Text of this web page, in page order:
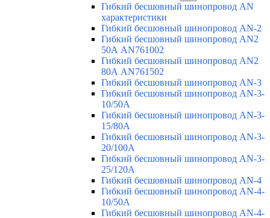
Гибкий бесшовный шинопровод AN
характеристики
Гибкий бесшовный шинопровод AN-2
Гибкий бесшовный шинопровод AN2
50А AN761002
Гибкий бесшовный шинопровод AN2
80А AN761502
Гибкий бесшовный шинопровод AN-3
Гибкий бесшовный шинопровод AN-3-
10/50A
Гибкий бесшовный шинопровод AN-3-
15/80A
Гибкий бесшовный шинопровод AN-3-
20/100A
Гибкий бесшовный шинопровод AN-3-
25/120A
Гибкий бесшовный шинопровод AN-4
Гибкий бесшовный шинопровод AN-4-
10/50A
Гибкий бесшовный шинопровод AN-4-